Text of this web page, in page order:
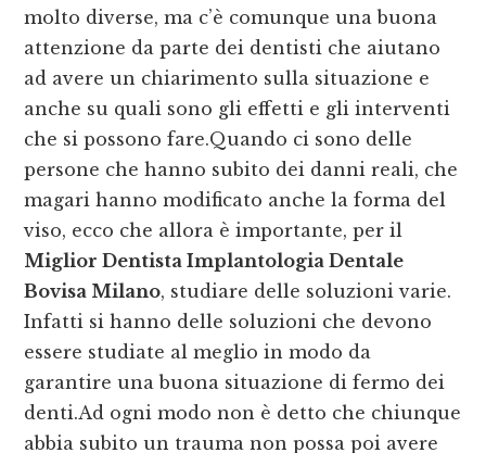
molto diverse, ma c’è comunque una buona
attenzione da parte dei dentisti che aiutano
ad avere un chiarimento sulla situazione e
anche su quali sono gli effetti e gli interventi
che si possono fare.Quando ci sono delle
persone che hanno subito dei danni reali, che
magari hanno modificato anche la forma del
viso, ecco che allora è importante, per il
Miglior Dentista Implantologia Dentale
Bovisa Milano, studiare delle soluzioni varie.
Infatti si hanno delle soluzioni che devono
essere studiate al meglio in modo da
garantire una buona situazione di fermo dei
denti.Ad ogni modo non è detto che chiunque
abbia subito un trauma non possa poi avere